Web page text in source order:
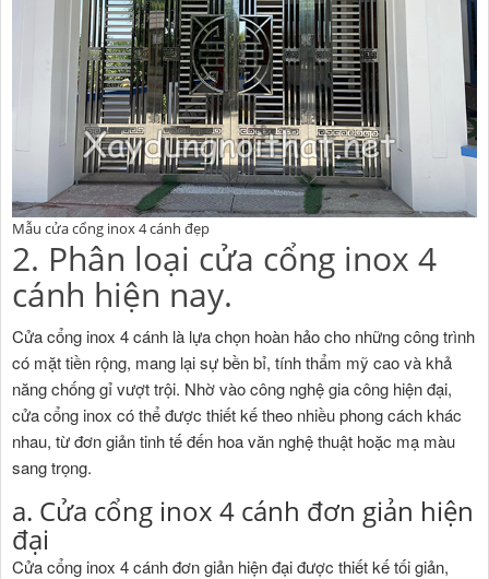
Mẫu cửa cổng inox 4 cánh đẹp
2. Phân loại cửa cổng inox 4
cánh hiện nay.
Cửa cổng inox 4 cánh là lựa chọn hoàn hảo cho những công trình
có mặt tiền rộng, mang lại sự bền bỉ, tính thẩm mỹ cao và khả
năng chống gỉ vượt trội. Nhờ vào công nghệ gia công hiện đại,
cửa cổng inox có thể được thiết kế theo nhiều phong cách khác
nhau, từ đơn giản tinh tế đến hoa văn nghệ thuật hoặc mạ màu
sang trọng.
a. Cửa cổng inox 4 cánh đơn giản hiện
đại
Cửa cổng inox 4 cánh đơn giản hiện đại được thiết kế tối giản,